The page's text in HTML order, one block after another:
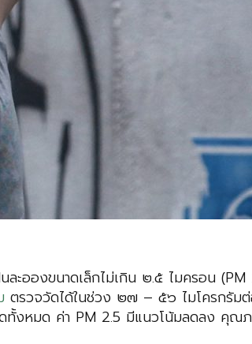
อองขนาดเล็กไม่เกิน ๒.๕ ไมครอน
ตรวจวัดได้ในช่วง ๒๗ – ๕๖ ไมโครกรัม
งหมด ค่า PM 2.5 มีแนวโน้มลดลง คุณ